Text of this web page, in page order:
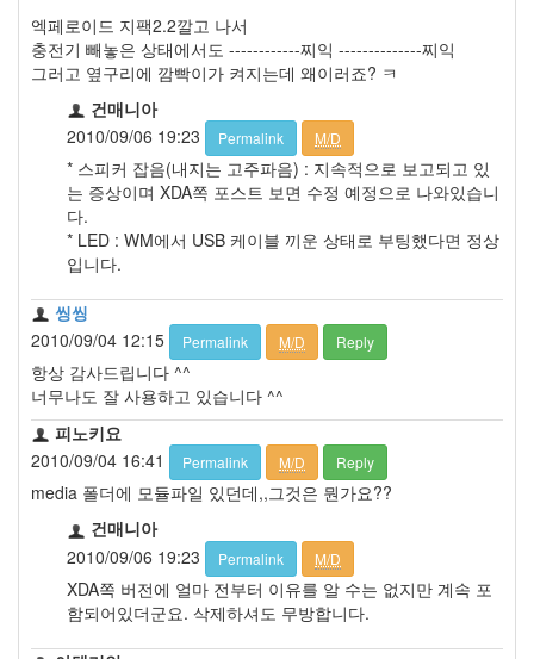
엑페로이드 지팩2.2깔고 나서
충전기 빼놓은 상태에서도 ------------찌익 --------------찌익
그러고 옆구리에 깜빡이가 켜지는데 왜이러죠? ㅋ
건매니아
2010/09/06 19:23
Permalink M/D
* 스피커 잡음(내지는 고주파음) : 지속적으로 보고되고 있
는 증상이며 XDA쪽 포스트 보면 수정 예정으로 나와있습니
다.
* LED : WM에서 USB 케이블 끼운 상태로 부팅했다면 정상
입니다.
씽씽
2010/09/04 12:15
Permalink M/D Reply
항상 감사드립니다 ^^
너무나도 잘 사용하고 있습니다 ^^
피노키요
2010/09/04 16:41
Permalink M/D Reply
media 폴더에 모듈파일 있던데,,그것은 뭔가요??
건매니아
2010/09/06 19:23
Permalink M/D
XDA쪽 버전에 얼마 전부터 이유를 알 수는 없지만 계속 포
함되어있더군요. 삭제하셔도 무방합니다.